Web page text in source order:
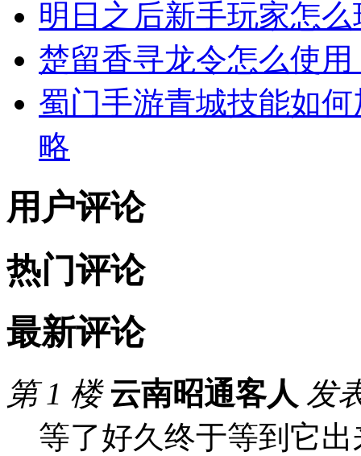
明日之后新手玩家怎
楚留香寻龙令怎么使
蜀门手游青城技能如
略
用户评论
热门评论
最新评论
第 1 楼 云南昭通客人 发
等了好久终于等到它